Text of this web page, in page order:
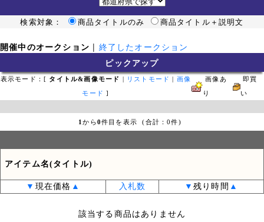
検索対象： 商品タイトルのみ 商品タイトル＋説明文
開催中のオークション | 終了したオークション
ピックアップ
表示モード：[ タイトル&画像モード リストモード 画像
モード ]
画像あ
り
即買
い
1から0件目を表示 (合計：0件)
アイテム名(タイトル)
▼ 現在価格 ▲ 入札数 ▼ 残り時間 ▲
該当する商品はありません